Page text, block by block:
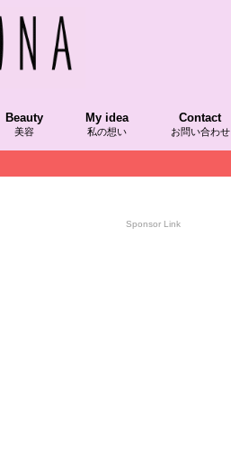
Beauty
美容
My idea
私の想い
Contact
お問い合わせ
Sponsor Link